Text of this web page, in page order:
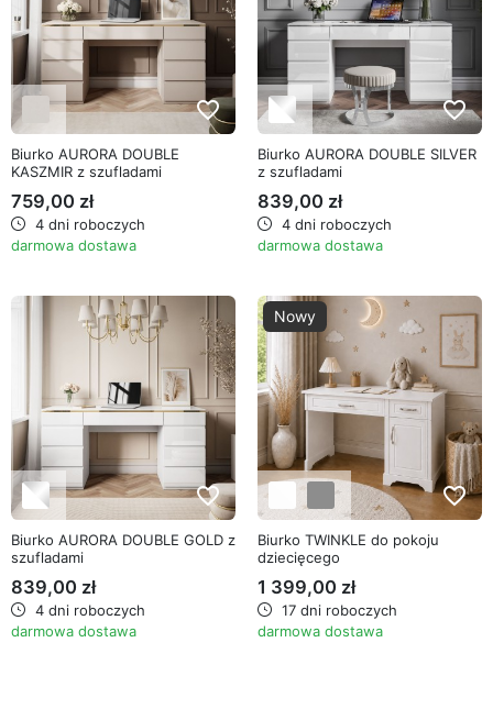
favorite_border
Biurko AURORA DOUBLE
KASZMIR z szufladami
759,00 zł
4 dni roboczych
darmowa dostawa
favorite_border
Biurko AURORA DOUBLE SILVER
z szufladami
839,00 zł
4 dni roboczych
darmowa dostawa
favorite_border
Biurko AURORA DOUBLE GOLD z
szufladami
839,00 zł
4 dni roboczych
darmowa dostawa
Nowy
favorite_border
Biurko TWINKLE do pokoju
dziecięcego
1 399,00 zł
17 dni roboczych
darmowa dostawa